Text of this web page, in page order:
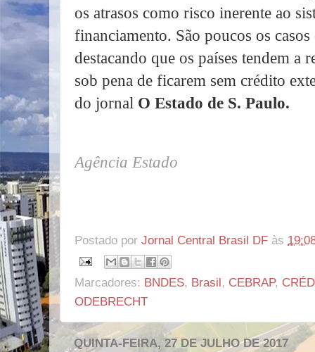
os atrasos como risco inerente ao
financiamento. São poucos os
destacando que os países tendem a
sob pena de ficarem sem crédito
do jornal O Estado de S. Paulo.
Agência Estado
Postado por Jornal Central Brasil DF às
Marcadores: BNDES, Brasil, CEBRAP,
ODEBRECHT
QUINTA-FEIRA, 27 DE JULHO DE 2017